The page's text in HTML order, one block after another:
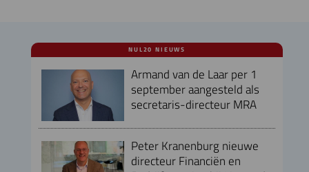
NUL20 NIEUWS
Armand van de Laar per 1
september aangesteld als
secretaris-directeur MRA
Peter Kranenburg nieuwe
directeur Financiën en